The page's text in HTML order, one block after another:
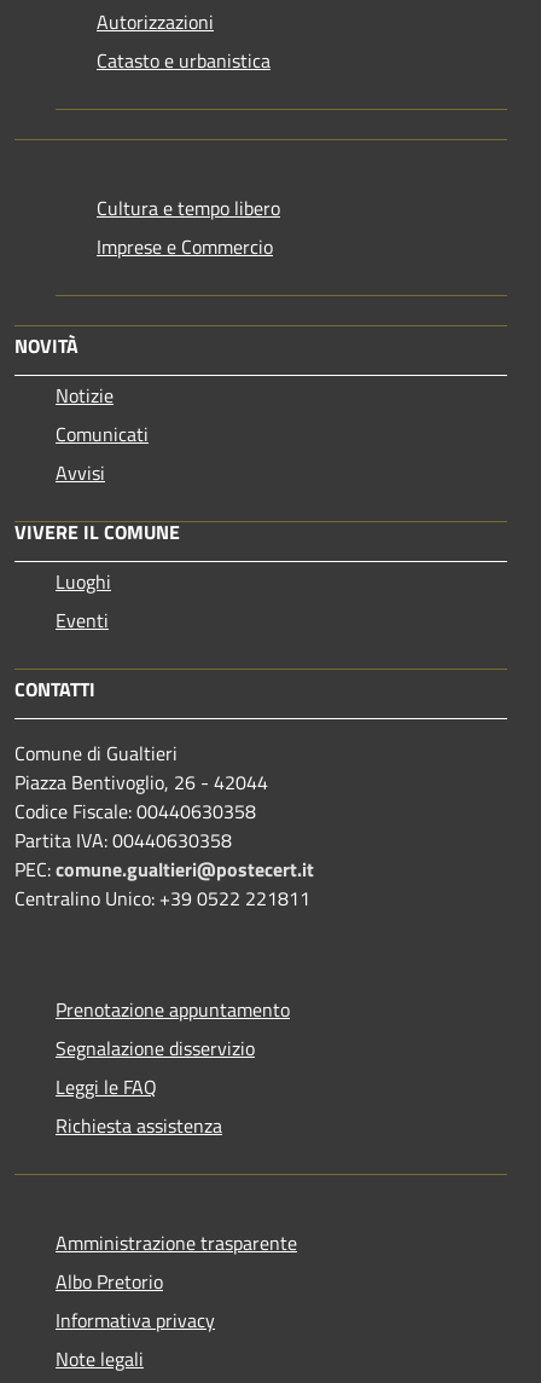
Autorizzazioni
Catasto e urbanistica
Cultura e tempo libero
Imprese e Commercio
NOVITÀ
Notizie
Comunicati
Avvisi
VIVERE IL COMUNE
Luoghi
Eventi
CONTATTI
Comune di Gualtieri
Piazza Bentivoglio, 26 - 42044
Codice Fiscale: 00440630358
Partita IVA: 00440630358
PEC:comune.gualtieri@postecert.it
Centralino Unico: +39 0522 221811
Prenotazione appuntamento
Segnalazione disservizio
Leggi le FAQ
Richiesta assistenza
Amministrazione trasparente
Albo Pretorio
Informativa privacy
Note legali